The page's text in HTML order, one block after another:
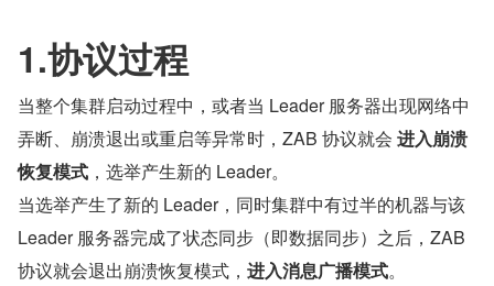
1.协议过程
当整个集群启动过程中，或者当 Leader 服务器出现网络中
弄断、崩溃退出或重启等异常时，ZAB 协议就会 进入崩溃
恢复模式 ，选举产生新的 Leader。
当选举产生了新的 Leader，同时集群中有过半的机器与该
Leader 服务器完成了状态同步（即数据同步）之后，ZAB
协议就会退出崩溃恢复模式， 进入消息广播模式。